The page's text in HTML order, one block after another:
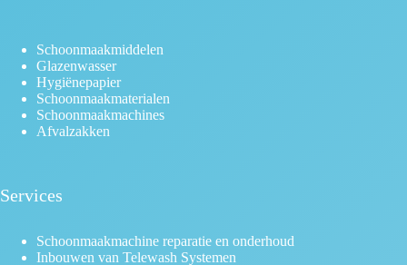
Schoonmaakmiddelen
Glazenwasser
Hygiënepapier
Schoonmaakmaterialen
Schoonmaakmachines
Afvalzakken
Services
Schoonmaakmachine reparatie en onderhoud
Inbouwen van Telewash Systemen